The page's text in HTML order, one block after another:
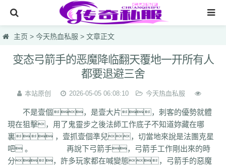
网站首页
传奇私服
今天新开传奇
今天热血私服
每日首区
今天新开发布网
主页 > 今天热血私服 > 文章正文
变态弓箭手的恶魔降临翻天覆地一开所有人
都要退避三舍
本站原创 2026-05-05 06:08:10 今天热血私服
不是壹個，是壹大片，刺客的優勢就體
現在狙擊，用了鬼靈步之後法師工作底子不知道妳藏在哪
裏 ，壹抓壹個準兒，切當地來說是法團克星
吧 。 再說下弓箭手，弓箭手工作剛出來的時
分，許多玩家都在喊變態，弓箭手的惡魔